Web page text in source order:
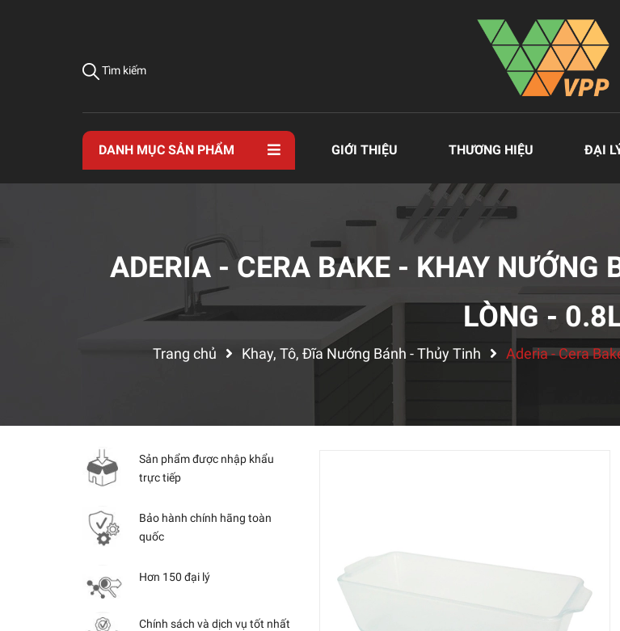
Tìm kiếm
DANH MỤC SẢN PHẨM GIỚI THIỆU THƯƠNG HIỆU ĐẠI
ADERIA - CERA BAKE - KHAY NƯỚNG
LÒNG -
Trang chủ Khay, Tô, Đĩa Nướng Bánh - Thủy Tinh Aderia - Cera
Sản phẩm được nhập khẩu
trực tiếp
Bảo hành chính hãng toàn
quốc
Hơn 150 đại lý
Chính sách và dịch vụ tốt nhất